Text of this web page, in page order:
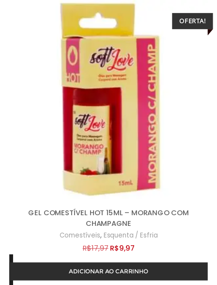
OFERTA!
GEL COMESTÍVEL HOT 15ML – MORANGO COM
CHAMPAGNE
Comestíveis, Esquenta / Esfria
R$17,97 O
preço
original
R$9,97O
preço
atual
ADICIONAR AO CARRINHO